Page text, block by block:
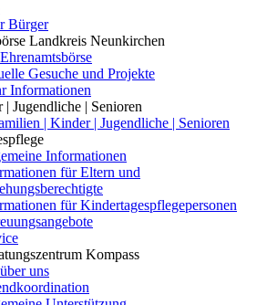
Bürger
Landkreis Neunkirchen
Gesuche und Projekte
Informationen
Jugendliche | Senioren
| Kinder | Jugendliche | Senioren
Informationen
für Eltern und
für Kindertagespflegepersonen
Kompass
uns